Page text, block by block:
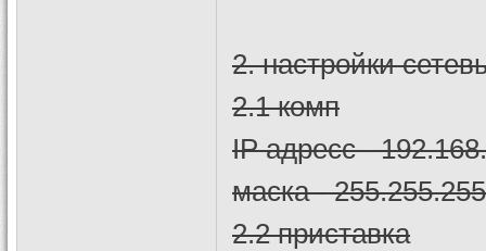
2. настройки
2.1 комп
IP адресс -
маска -
2.2 приставка